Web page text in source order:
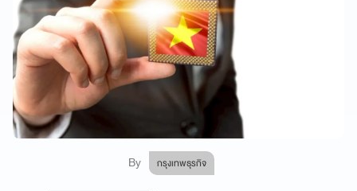
By กรุงเทพธุรกิจ